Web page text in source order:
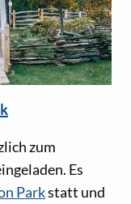
zum
Es
Parkstatt und